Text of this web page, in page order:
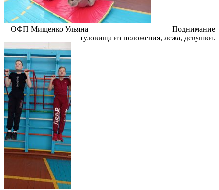
ОФП Мищенко Ульяна Поднимание
туловища из положения, лежа, девушки.